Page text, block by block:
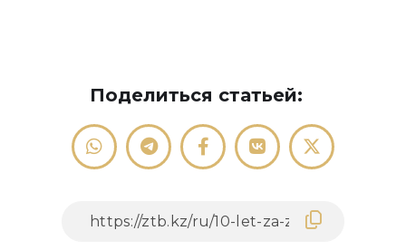
Поделиться статьей: